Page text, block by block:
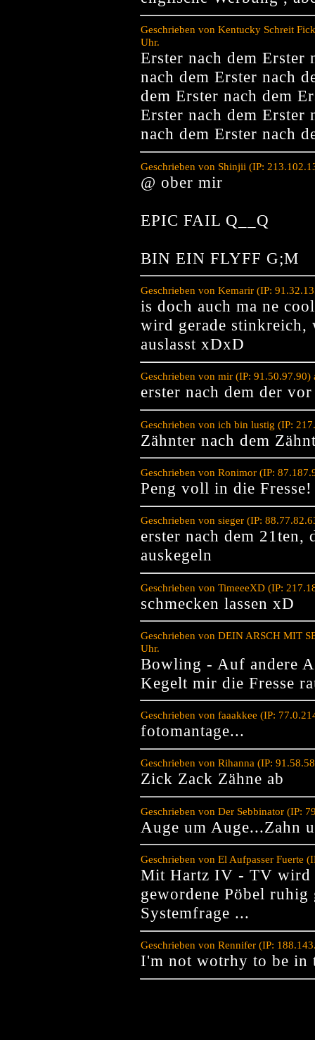
Geschrieben von Kentucky Schreit
Uhr.
Erster nach dem Erster
nach dem Erster nach
dem Erster nach dem
Erster nach dem Erster
nach dem Erster nach
Geschrieben von Shinjii (IP:
@ ober mir
EPIC FAIL Q__Q
BIN EIN FLYFF G;M
Geschrieben von Kemarir (IP:
is doch auch ma ne
wird gerade stinkreich,
auslasst xDxD
Geschrieben von mir (IP:
erster nach dem der
Geschrieben von ich bin lustig (IP:
Zähnter nach dem
Geschrieben von Ronimor (IP:
Peng voll in die Fresse!
Geschrieben von sieger (IP:
erster nach dem 21ten,
auskegeln
Geschrieben von TimeeeXD (IP:
schmecken lassen xD
Geschrieben von DEIN ARSCH MIT
Uhr.
Bowling - Auf andere
Kegelt mir die Fresse
Geschrieben von faaakkee (IP:
fotomantage...
Geschrieben von Rihanna (IP:
Zick Zack Zähne ab
Geschrieben von Der Sebbinator (IP:
Auge um Auge...Zahn
Geschrieben von El Aufpasser Fuerte
Mit Hartz IV - TV wird
gewordene Pöbel
Systemfrage ...
Geschrieben von Rennifer (IP:
I'm not wotrhy to be in